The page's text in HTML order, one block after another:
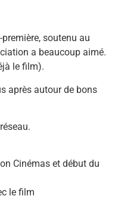
soutenu au
a beaucoup aimé.
le film).
après autour de bons
Cinémas et début du
le film